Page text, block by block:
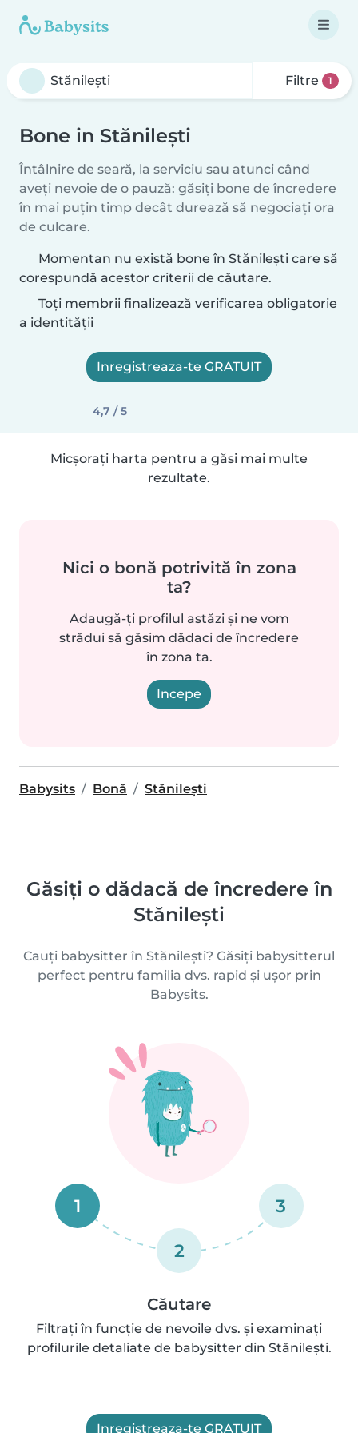
Filtre 1
Bone in Stănileşti
Întâlnire de seară, la serviciu sau atunci când
aveți nevoie de o pauză: găsiți bone de încredere
în mai puțin timp decât durează să negociați ora
de culcare.
Momentan nu există bone în Stănileşti care să
corespundă acestor criterii de căutare.
Toți membrii finalizează verificarea obligatorie
a identității
Inregistreaza-te GRATUIT
4,7 / 5
Micșorați harta pentru a găsi mai multe
rezultate.
Nici o bonă potrivită în zona
ta?
Adaugă-ți profilul astăzi și ne vom
strădui să găsim dădaci de încredere
în zona ta.
Incepe
Babysits Bonă Stănileşti
Găsiți o dădacă de încredere în
Stănileşti
Cauți babysitter în Stănileşti? Găsiți babysitterul
perfect pentru familia dvs. rapid și ușor prin
Babysits.
1
2
3
Căutare
Filtrați în funcție de nevoile dvs. și examinați
profilurile detaliate de babysitter din Stănileşti.
Inregistreaza-te GRATUIT